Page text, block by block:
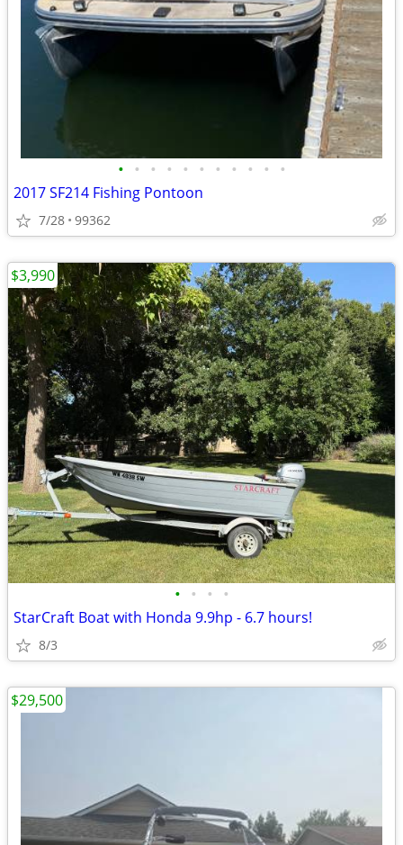
• • • • • • • • • • •
2017 SF214 Fishing Pontoon
7/28 99362
• • • •
StarCraft Boat with Honda 9.9hp - 6.7 hours!
8/3
$3,990
$29,500